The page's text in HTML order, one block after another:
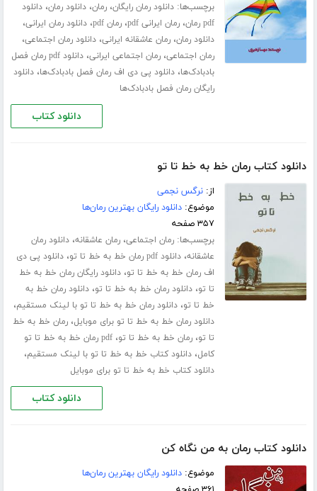
برچسب‌ها:دانلود رمان رایگان،رمان،دانلود رمان،دانلود
pdf رمان
،رمان ایرانی pdf ،رمان pdf ،دانلود رمان ایرانی،
دانلود رمان،رمان عاشقانه ایرانی،دانلود رمان اجتماعی،
رمان اجتماعی،رمان اجتماعی ایرانی،
دانلود pdf رمان فصل
بادبادک‌ها،دانلود پی دی اف رمان فصل بادبادک‌ها،دانلود
رایگان رمان فصل بادبادک‌ها
دانلود کتاب
دانلود کتاب رمان خط به خط تا تو
از:نرگس نجمی
موضوع:دانلود رایگان بهترین رمان‌ها
۳۵۷ صفحه
برچسب‌ها:رمان اجتماعی،رمان عاشقانه،دانلود رمان
عاشقانه،دانلود pdf رمان خط به خط تا تو ،دانلود پی دی
اف رمان خط به خط تا تو،دانلود رایگان رمان خط به خط
تا تو،دانلود رمان خط به خط تا تو،دانلود رمان خط به
خط تا تو،دانلود رمان خط به خط تا تو با لینک مستقیم،
دانلود رمان خط به خط تا تو برای موبایل،رمان خط به خط
تا تو،رمان خط به خط تا تو،
pdf رمان خط به خط تا تو
کامل،دانلود کتاب خط به خط تا تو با لینک مستقیم،
دانلود کتاب خط به خط تا تو برای موبایل
دانلود کتاب
دانلود کتاب رمان به من نگاه کن
موضوع:دانلود رایگان بهترین رمان‌ها